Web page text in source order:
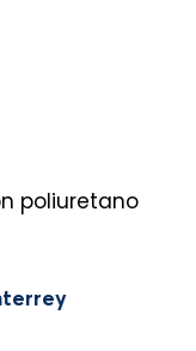
poliuretano